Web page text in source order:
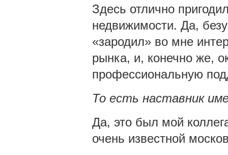
Здесь отлично
недвижимости. Да,
«зародил» во мне
рынка, и, конечно же,
профессиональную
То есть наставник
Да, это был мой
очень известной